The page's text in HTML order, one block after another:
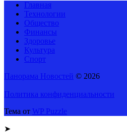
Главная
Технологии
Общество
Финансы
Здоровье
Культура
Спорт
Панорама Новостей © 2026
Политика конфиденциальности
Тема от WP Puzzle
➤